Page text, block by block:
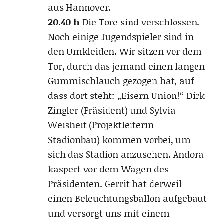
aus Hannover.
20.40 hDie Tore sind verschlossen.
Noch einige Jugendspieler sind in
den Umkleiden. Wir sitzen vor dem
Tor, durch das jemand einen langen
Gummischlauch gezogen hat, auf
dass dort steht: „Eisern Union!“ Dirk
Zingler (Präsident) und Sylvia
Weisheit (Projektleiterin
Stadionbau) kommen vorbei, um
sich das Stadion anzusehen. Andora
kaspert vor dem Wagen des
Präsidenten. Gerrit hat derweil
einen Beleuchtungsballon aufgebaut
und versorgt uns mit einem